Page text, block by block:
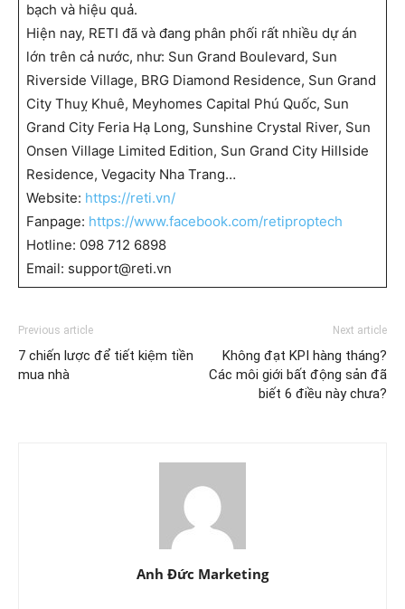
bạch và hiệu quả.
Hiện nay, RETI đã và đang phân phối rất nhiều dự án
lớn trên cả nước, như: Sun Grand Boulevard, Sun
Riverside Village, BRG Diamond Residence, Sun Grand
City Thuỵ Khuê, Meyhomes Capital Phú Quốc, Sun
Grand City Feria Hạ Long, Sunshine Crystal River, Sun
Onsen Village Limited Edition, Sun Grand City Hillside
Residence, Vegacity Nha Trang…
Website: https://reti.vn/
Fanpage: https://www.facebook.com/retiproptech
Hotline: 098 712 6898
Email: support@reti.vn
Previous article
7 chiến lược để tiết kiệm tiền
mua nhà
Next article
Không đạt KPI hàng tháng?
Các môi giới bất động sản đã
biết 6 điều này chưa?
Anh Đức Marketing